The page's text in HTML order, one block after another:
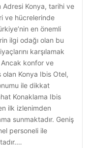
Adresi Konya, tarihi ve
ve hücrelerinde
en önemli
ilgi odağı olan bu
karşılamak
Ancak konfor ve
Konya Ibis Otel,
ile dikkat
Konaklama Ibis
ilk izlenimden
sunmaktadır. Geniş
personeli ile